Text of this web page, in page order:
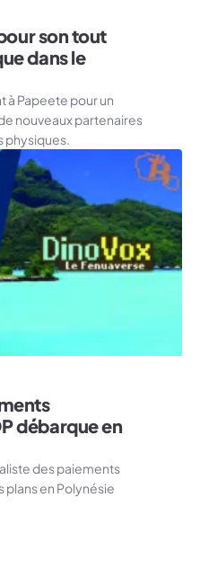
son tout
dans le
à Papeete pour un
nouveaux partenaires
physiques.
débarque en
des paiements
en Polynésie